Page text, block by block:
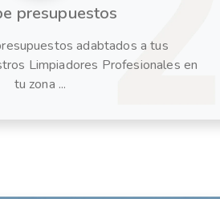
presupuestos
adabtados a tus
Limpiadores Profesionales en
tu zona ...